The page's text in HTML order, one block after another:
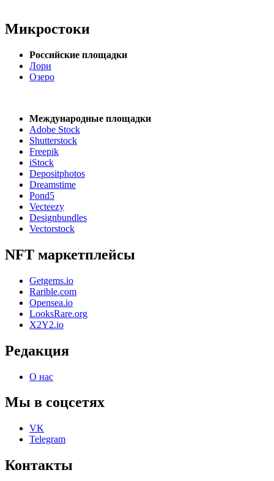
Микростоки
Российские площадки
Лори
Озеро
Международные площадки
Adobe Stock
Shutterstock
Freepik
iStock
Depositphotos
Dreamstime
Pond5
Vecteezy
Designbundles
Vectorstock
NFT маркетплейсы
Getgems.io
Rarible.com
Opensea.io
LooksRare.org
X2Y2.io
Редакция
О нас
Мы в соцсетях
VK
Telegram
Контакты